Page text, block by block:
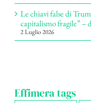
Le chiavi false di
capitalismo fragile” –
2 Luglio 2026
Effimera tags